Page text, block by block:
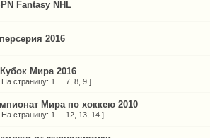
Fantasy NHL
2016
Кубок Мира 2016
На страницу: 1 7 8 9 ]
Мира по хоккею 2010
На страницу: 1 12 13 14 ]